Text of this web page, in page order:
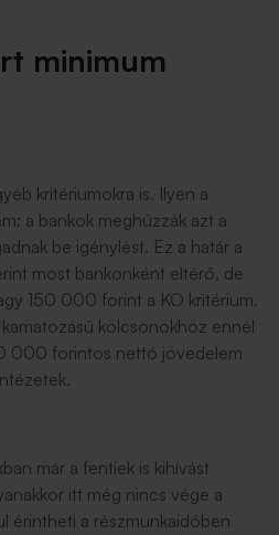
minimum
kritériumokra is. Ilyen a
a bankok meghúzzák azt a
be igénylést. Ez a határ a
most bankonként eltérő, de
150 000 forint a KO kritérium.
kölcsönökhöz ennél
000 forintos nettó jövedelem
már a fentiek is kihívást
itt még nincs vége a
érintheti a részmunkaidőben